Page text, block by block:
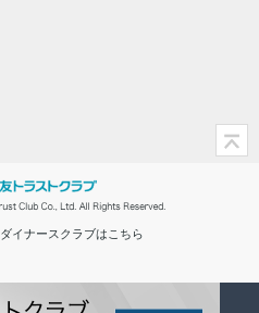
ダイナースクラブはこちら